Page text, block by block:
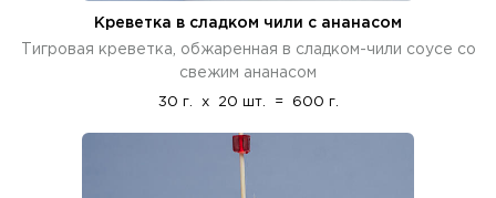
Креветка в сладком чили с ананасом
Тигровая креветка, обжаренная в сладком-чили соусе со
свежим ананасом
30 г. x 20 шт. = 600 г.